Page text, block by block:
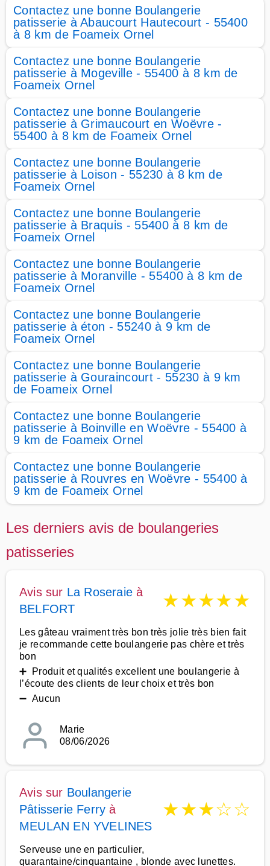
Contactez une bonne Boulangerie
patisserie à Abaucourt Hautecourt - 55400
à 8 km de Foameix Ornel
Contactez une bonne Boulangerie
patisserie à Mogeville - 55400 à 8 km de
Foameix Ornel
Contactez une bonne Boulangerie
patisserie à Grimaucourt en Woëvre -
55400 à 8 km de Foameix Ornel
Contactez une bonne Boulangerie
patisserie à Loison - 55230 à 8 km de
Foameix Ornel
Contactez une bonne Boulangerie
patisserie à Braquis - 55400 à 8 km de
Foameix Ornel
Contactez une bonne Boulangerie
patisserie à Moranville - 55400 à 8 km de
Foameix Ornel
Contactez une bonne Boulangerie
patisserie à éton - 55240 à 9 km de
Foameix Ornel
Contactez une bonne Boulangerie
patisserie à Gouraincourt - 55230 à 9 km
de Foameix Ornel
Contactez une bonne Boulangerie
patisserie à Boinville en Woëvre - 55400 à
9 km de Foameix Ornel
Contactez une bonne Boulangerie
patisserie à Rouvres en Woëvre - 55400 à
9 km de Foameix Ornel
Les derniers avis de boulangeries
patisseries
Avis sur La Roseraie à
BELFORT
★★★★★
Les gâteau vraiment très bon très jolie très bien fait
je recommande cette boulangerie pas chère et très
bon
➕ Produit et qualités excellent une boulangerie à
l’écoute des clients de leur choix et très bon
➖ Aucun
Marie
08/06/2026
Avis sur Boulangerie
Pâtisserie Ferry à
MEULAN EN YVELINES
★★★☆☆
Serveuse une en particulier,
quarantaine/cinquantaine , blonde avec lunettes.